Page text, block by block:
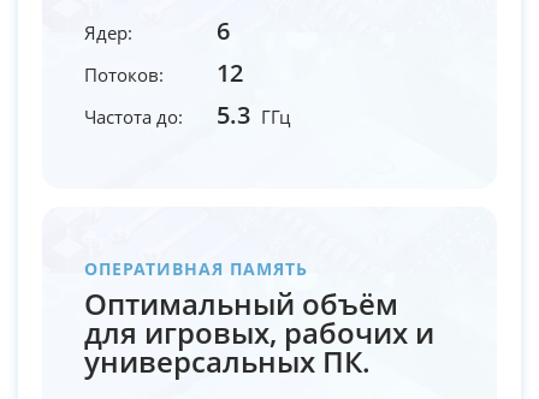
Ядер: 6
Потоков: 12
Частота до: 5.3 ГГц
ОПЕРАТИВНАЯ ПАМЯТЬ
Оптимальный объём
для игровых, рабочих и
универсальных ПК.